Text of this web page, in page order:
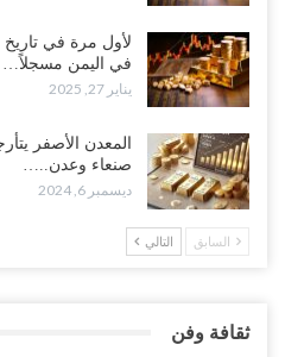
لأول مرة في
في اليمن مسجلاً…
يناير 27, 2025
المعدن الأصفر
صنعاء وعدن..…
ديسمبر 6, 2024
السابق التالي
ثقافة وفن